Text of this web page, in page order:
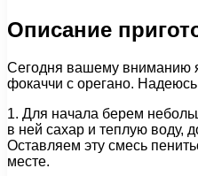
Описание
Сегодня вашему вниманию
фокаччи с орегано.
1. Для начала берем
в ней сахар и теплую воду,
Оставляем эту смесь
месте.